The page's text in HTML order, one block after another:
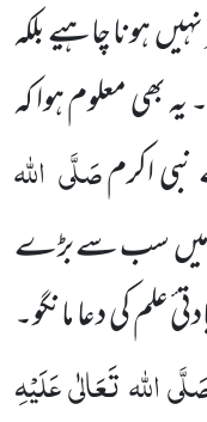
ہونا چاہیے بلکہ
بھی معلوم ہوا کہ
اکرمصَلَّی اللہ
سب سے بڑے
ٔعلم کی دعا مانگو۔
اللہتَعَالٰیعَلَیْہِ